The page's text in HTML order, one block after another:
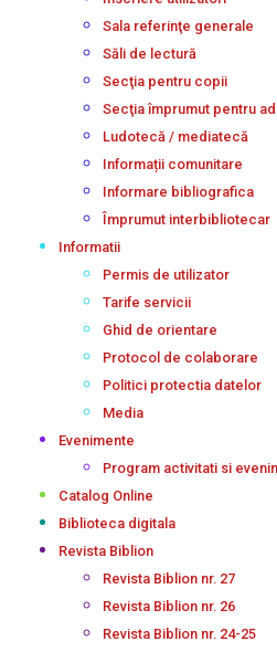
Sala referinţe generale
Săli de lectură
Secţia pentru copii
Secţia împrumut pentru
Ludotecă / mediatecă
Informații comunitare
Informare bibliografica
Împrumut interbibliotecar
Informatii
Permis de utilizator
Tarife servicii
Ghid de orientare
Protocol de colaborare
Politici protectia datelor
Media
Evenimente
Program activitati si
Catalog Online
Biblioteca digitala
Revista Biblion
Revista Biblion nr. 27
Revista Biblion nr. 26
Revista Biblion nr. 24-25